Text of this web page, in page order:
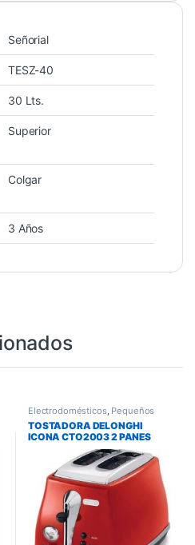
Señorial
TESZ-40
30 Lts.
Superior
Colgar
3 Años
Electrodomésticos, Pequeños
Electrodomésticos, Tostadoras
TOSTADORA DELONGHI
ICONA CTO2003 2 PANES